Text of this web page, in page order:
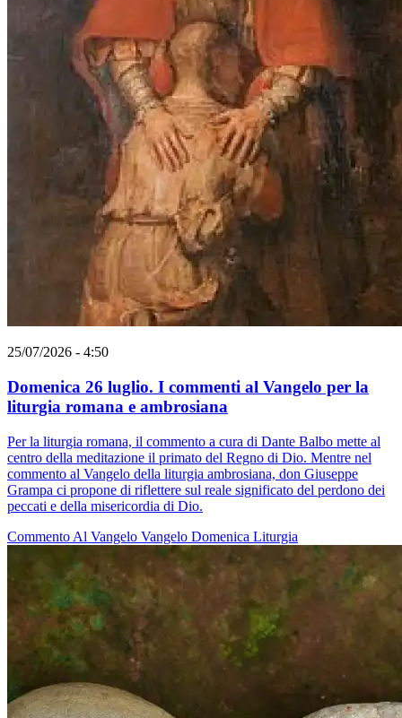
25/07/2026 - 4:50
Domenica 26 luglio. I commenti al Vangelo per la
liturgia romana e ambrosiana
Per la liturgia romana, il commento a cura di Dante Balbo mette al
centro della meditazione il primato del Regno di Dio. Mentre nel
commento al Vangelo della liturgia ambrosiana, don Giuseppe
Grampa ci propone di riflettere sul reale significato del perdono dei
peccati e della misericordia di Dio.
Commento Al Vangelo Vangelo Domenica Liturgia